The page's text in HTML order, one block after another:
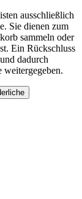
ausschließlich
Sie dienen zum
sammeln oder
Ein Rückschluss
dadurch
weitergegeben.